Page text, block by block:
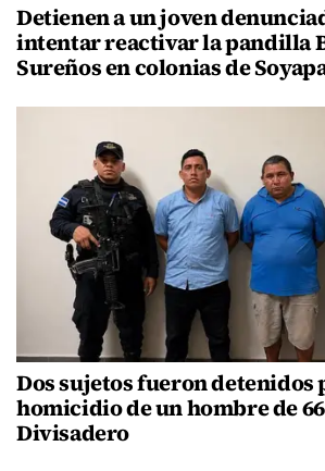
Detienen a un joven
intentar reactivar la pandilla
Sureños en colonias de
Dos sujetos fueron detenidos
homicidio de un hombre de
Divisadero